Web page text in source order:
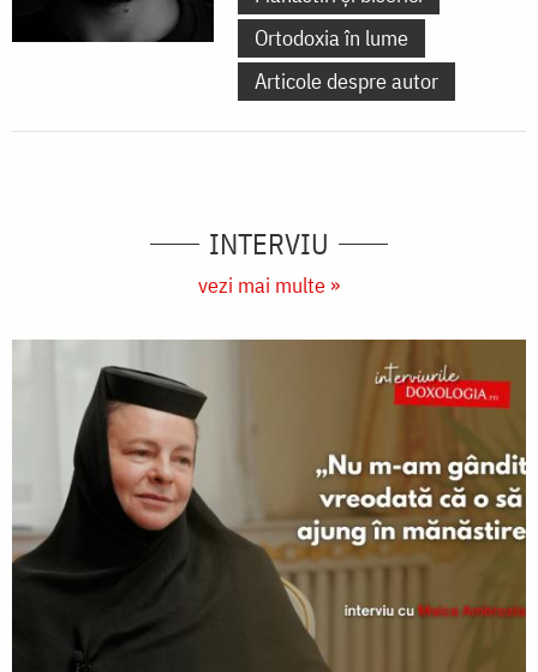
Ortodoxia în lume
Articole despre autor
INTERVIU
vezi mai multe »